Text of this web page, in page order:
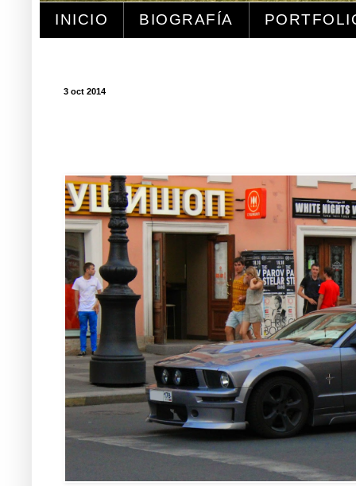
INICIO BIOGRAFÍA
3 oct 2014